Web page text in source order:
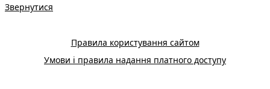
Звернутися
Правила користування сайтом
Умови і правила надання платного доступу